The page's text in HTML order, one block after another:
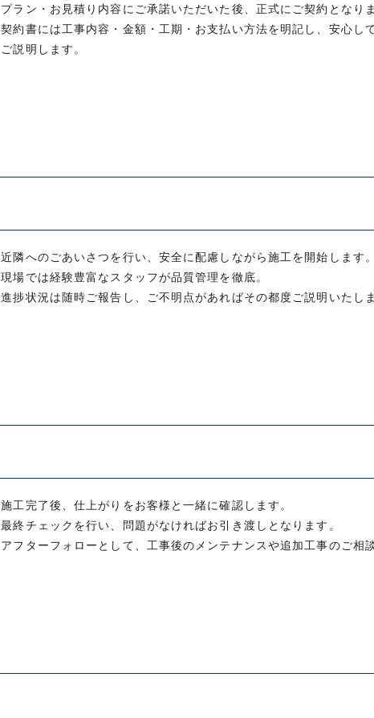
プラン・お見積り内容にご承諾いただいた後、正式にご契約となりま
契約書には工事内容・金額・工期・お支払い方法を明記し、安心し
ご説明します。
近隣へのごあいさつを行い、安全に配慮しながら施工を開始します。
現場では経験豊富なスタッフが品質管理を徹底。
進捗状況は随時ご報告し、ご不明点があればその都度ご説明いたしま
施工完了後、仕上がりをお客様と一緒に確認します。
最終チェックを行い、問題がなければお引き渡しとなります。
アフターフォローとして、工事後のメンテナンスや追加工事のご相